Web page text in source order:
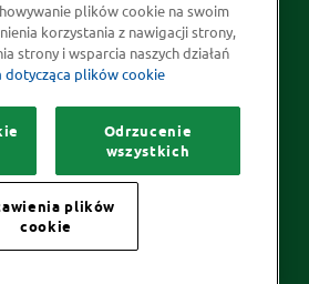
McCormick Polska S.A.
prywatności
cookie
Kontakt Mapa Strony
plików cookie na swoim
korzystania z nawigacji strony,
strony i wsparcia naszych działań
dotycząca plików cookie
Odrzucenie
wszystkich
plików
cookie